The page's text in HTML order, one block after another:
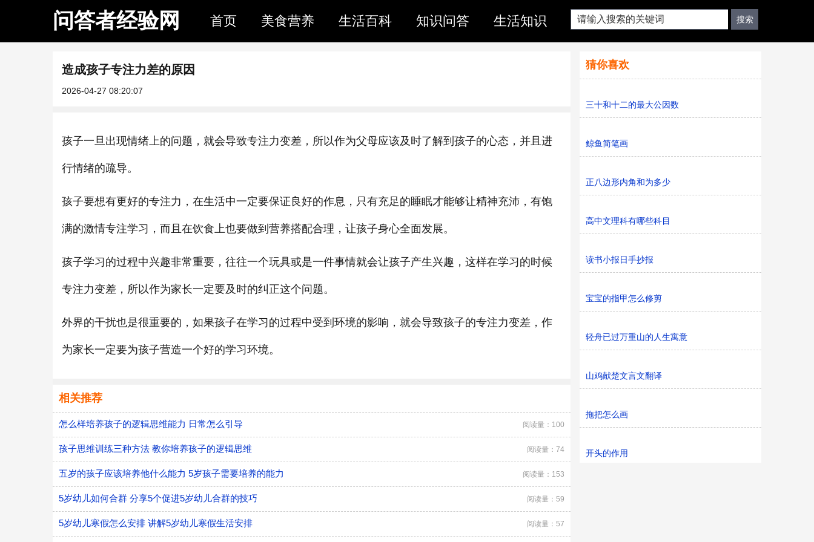
问答者经验网 首页 美食营养 生活百科 知识问答 生活知识
造成孩子专注力差的原因
2026-04-27 08:20:07
孩子一旦出现情绪上的问题，就会导致专注力变差，所以作为父母应该及时了解到孩子的心态，并且进
行情绪的疏导。
孩子要想有更好的专注力，在生活中一定要保证良好的作息，只有充足的睡眠才能够让精神充沛，有饱
满的激情专注学习，而且在饮食上也要做到营养搭配合理，让孩子身心全面发展。
孩子学习的过程中兴趣非常重要，往往一个玩具或是一件事情就会让孩子产生兴趣，这样在学习的时候
专注力变差，所以作为家长一定要及时的纠正这个问题。
外界的干扰也是很重要的，如果孩子在学习的过程中受到环境的影响，就会导致孩子的专注力变差，作
为家长一定要为孩子营造一个好的学习环境。
相关推荐
怎么样培养孩子的逻辑思维能力 日常怎么引导 阅读量：100
孩子思维训练三种方法 教你培养孩子的逻辑思维 阅读量：74
五岁的孩子应该培养他什么能力 5岁孩子需要培养的能力 阅读量：153
5岁幼儿如何合群 分享5个促进5岁幼儿合群的技巧 阅读量：59
5岁幼儿寒假怎么安排 讲解5岁幼儿寒假生活安排 阅读量：57
猜你喜欢
三十和十二的最大公因数
鲸鱼简笔画
正八边形内角和为多少
高中文理科有哪些科目
读书小报日手抄报
宝宝的指甲怎么修剪
轻舟已过万重山的人生寓意
山鸡献楚文言文翻译
拖把怎么画
开头的作用